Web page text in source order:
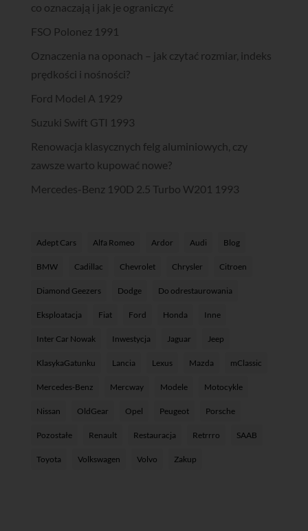
co oznaczają i jak je ograniczyć
FSO Polonez 1991
Oznaczenia na oponach – jak czytać rozmiar, indeks
prędkości i nośności?
Ford Model A 1929
Suzuki Swift GTI 1993
Renowacja klasycznych felg aluminiowych, czy
zawsze warto kupować nowe?
Mercedes-Benz 190D 2.5 Turbo W201 1993
Adept Cars Alfa Romeo Ardor Audi Blog
BMW Cadillac Chevrolet Chrysler Citroen
Diamond Geezers Dodge Do odrestaurowania
Eksploatacja Fiat Ford Honda Inne
Inter Car Nowak Inwestycja Jaguar Jeep
KlasykaGatunku Lancia Lexus Mazda mClassic
Mercedes-Benz Mercway Modele Motocykle
Nissan OldGear Opel Peugeot Porsche
Pozostałe Renault Restauracja Retrrro SAAB
Toyota Volkswagen Volvo Zakup